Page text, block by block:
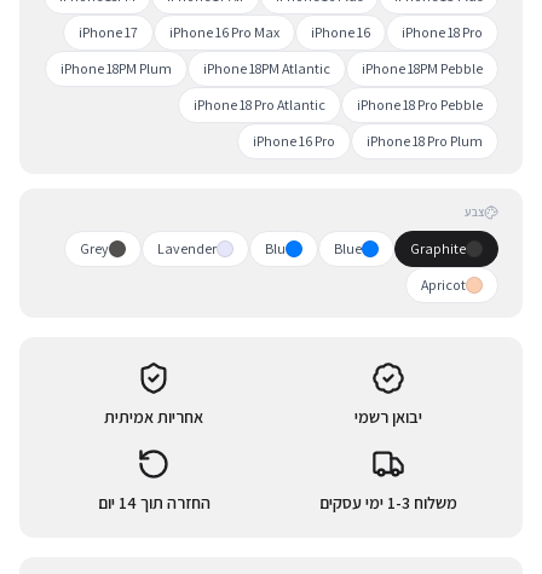
iPhone 18 Pro
iPhone 16
iPhone 16 Pro Max
iPhone 17
iPhone 18PM Pebble
iPhone 18PM Atlantic
iPhone 18PM Plum
iPhone 18 Pro Pebble
iPhone 18 Pro Atlantic
iPhone 18 Pro Plum
iPhone 16 Pro
צבע
Graphite
Blue
Blu
Lavender
Grey
Apricot
יבואן רשמי אחריות אמיתית
משלוח 1-3 ימי עסקים החזרה תוך 14 יום